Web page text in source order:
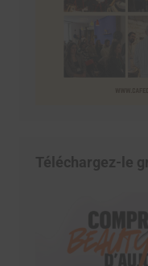
Téléchargez-le